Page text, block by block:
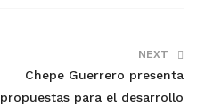
NEXT
Chepe Guerrero presenta
propuestas para el desarrollo